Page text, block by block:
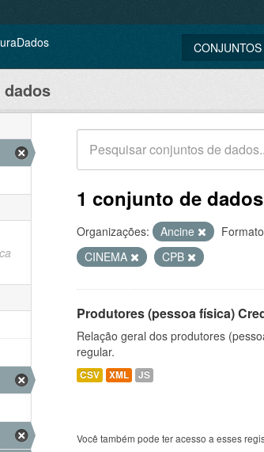
1 conjunto de
Organizações: Ancine
CINEMA
CPB
Produtores (pessoa física)
Relação geral dos produtores
regular.
CSV XML JS
Você também pode ter acesso a esses